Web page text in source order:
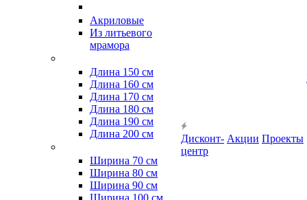
Акриловые
Из литьевого
мрамора
Длина 150 см
Длина 160 см
Длина 170 см
Длина 180 см
Длина 190 см
Длина 200 см
Ширина 70 см
Ширина 80 см
Ширина 90 см
Ширина 100 см
Дисконт-
центр
Акции Проекты